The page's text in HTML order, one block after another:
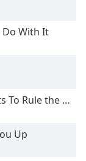
Do With It
Rule the World
Up